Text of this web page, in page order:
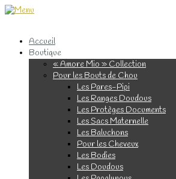
Accueil
Boutique
« Amore Mio » Collection
Pour les Bouts de Chou
Les Pares-Pipi
Les Ranges Doudous
Les Protèges Documents
Les Sacs Maternelle
Les Baluchons
Pour les Cheveux
Les Bodies
Les Doudous